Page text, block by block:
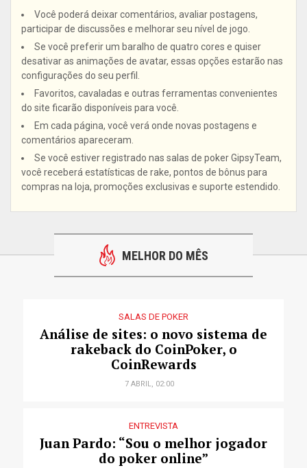
Você poderá deixar comentários, avaliar postagens,
participar de discussões e melhorar seu nível de jogo.
Se você preferir um baralho de quatro cores e quiser
desativar as animações de avatar, essas opções estarão nas
configurações do seu perfil.
Favoritos, cavaladas e outras ferramentas convenientes
do site ficarão disponíveis para você.
Em cada página, você verá onde novas postagens e
comentários apareceram.
Se você estiver registrado nas salas de poker GipsyTeam,
você receberá estatísticas de rake, pontos de bônus para
compras na loja, promoções exclusivas e suporte estendido.
MELHOR DO MÊS
SALAS DE POKER
Análise de sites: o novo sistema de
rakeback do CoinPoker, o
CoinRewards
7 ABRIL, 02:00
ENTREVISTA
Juan Pardo: “Sou o melhor jogador
do poker online”